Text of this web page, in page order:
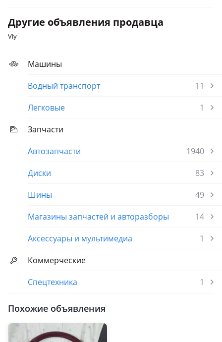
Другие объявления продавца
Viy
Машины
Водный транспорт
11
Легковые
1
Запчасти
Автозапчасти
1940
Диски
83
Шины
49
Магазины запчастей и авторазборы
14
Аксессуары и мультимедиа
1
Коммерческие
Спецтехника
1
Похожие объявления